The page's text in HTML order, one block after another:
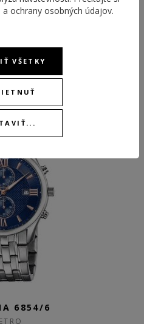
PRODUKTY
6854/6
20572/4
a ochrany osobných údajov.
VŠETKY